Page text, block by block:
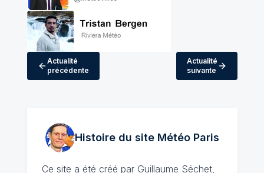
Actualité
précédente
Actualité
suivante
Histoire du site MétéoParis
Ce site a été créé par Guillaume Séchet,